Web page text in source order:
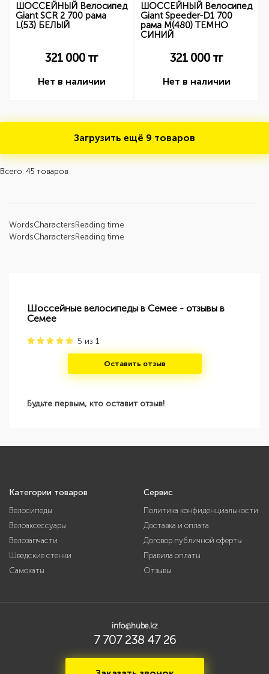
ШОССЕЙНЫЙ Велосипед
Giant SCR 2 700 рама
L(53) БЕЛЫЙ
321 000 тг
Нет в наличии
ШОССЕЙНЫЙ Велосипед
Giant Speeder-D1 700
рама M(480) ТЕМНО
СИНИЙ
321 000 тг
Нет в наличии
Загрузить ещё 9 товаров
Всего: 45 товаров
WordsCharactersReading time
WordsCharactersReading time
Шоссейные велосипеды в Семее - отзывы в
Семее
5 из 1
Оставить отзыв
Будьте первым, кто оставит отзыв!
Категории товаров
Велосипеды
Велоаксессуары
Велозапчасти
Шведские стенки
Самокаты
Сервис
Политика конфиденциальности
Доставка и оплата
Договор публичной оферты
Правила оплаты
Отзывы
info@hube.kz
7 707 238 47 26